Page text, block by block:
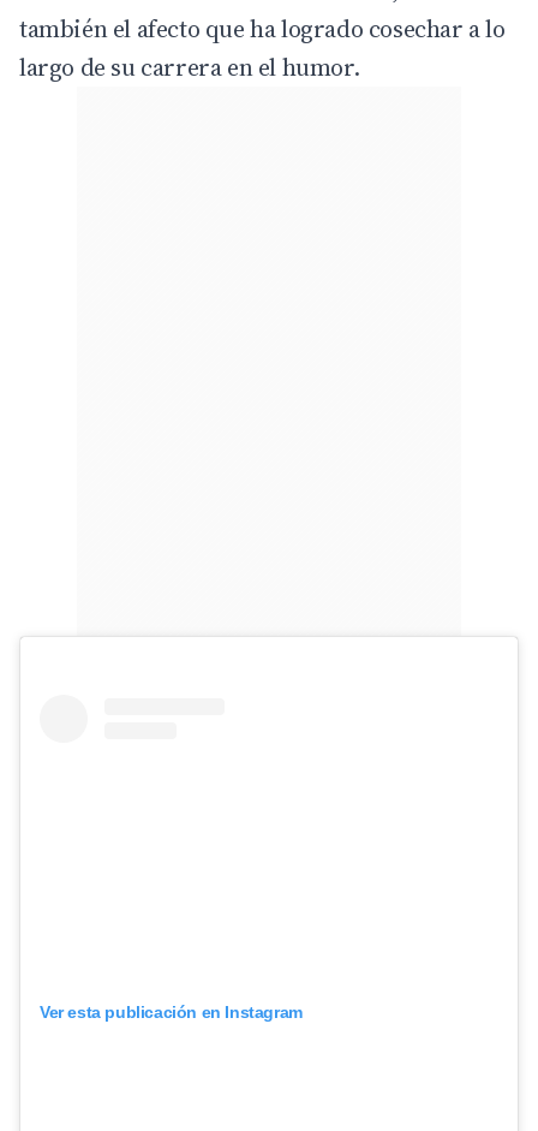
también el afecto que ha logrado cosechar a lo
largo de su carrera en el humor.
Ver esta publicación en Instagram